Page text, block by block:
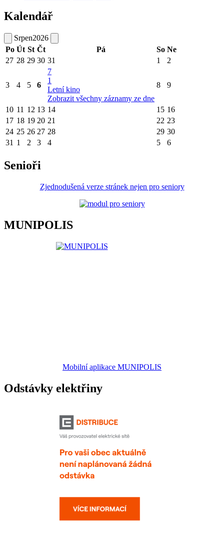
Kalendář
Srpen2026
Po Út St Čt Pá So Ne
27 28 29 30 31 1 2
3 4 5 6
7
1
Letní kino
Zobrazit všechny záznamy ze dne
8 9
10 11 12 13 14 15 16
17 18 19 20 21 22 23
24 25 26 27 28 29 30
31 1 2 3 4 5 6
Senioři
Zjednodušená verze stránek nejen pro seniory
MUNIPOLIS
Mobilní aplikace MUNIPOLIS
Odstávky elektřiny